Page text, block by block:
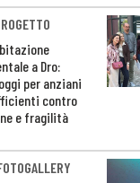
a Dro:
per anziani
contro
e fragilità